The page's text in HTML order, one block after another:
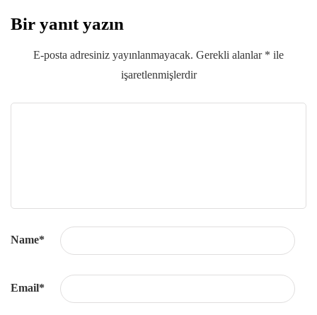
Bir yanıt yazın
E-posta adresiniz yayınlanmayacak. Gerekli alanlar * ile
işaretlenmişlerdir
Name*
Email*